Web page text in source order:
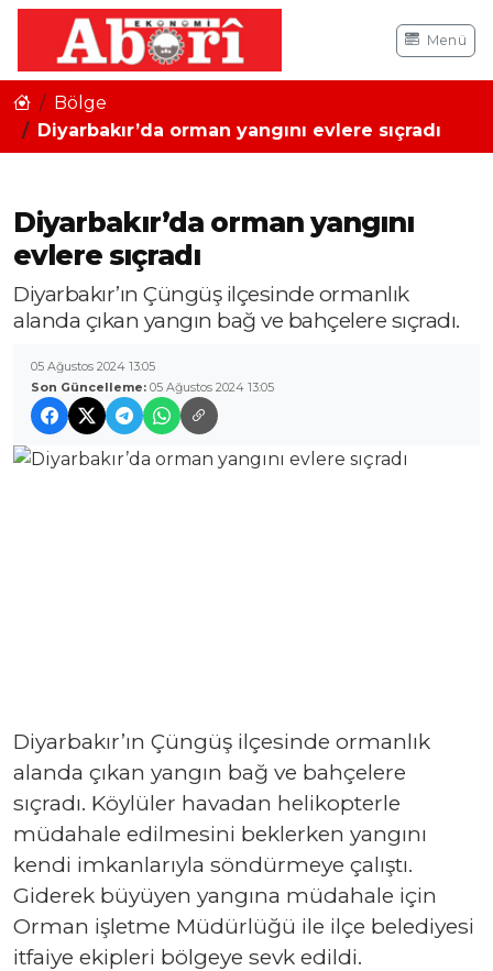
Menü
Bölge
Diyarbakır’da orman yangını evlere sıçradı
Diyarbakır’da orman yangını
evlere sıçradı
Diyarbakır’ın Çüngüş ilçesinde ormanlık
alanda çıkan yangın bağ ve bahçelere sıçradı.
05 Ağustos 2024 13:05
Son Güncelleme: 05 Ağustos 2024 13:05
Diyarbakır’ın Çüngüş ilçesinde ormanlık
alanda çıkan yangın bağ ve bahçelere
sıçradı. Köylüler havadan helikopterle
müdahale edilmesini beklerken yangını
kendi imkanlarıyla söndürmeye çalıştı.
Giderek büyüyen yangına müdahale için
Orman işletme Müdürlüğü ile ilçe belediyesi
itfaiye ekipleri bölgeye sevk edildi.